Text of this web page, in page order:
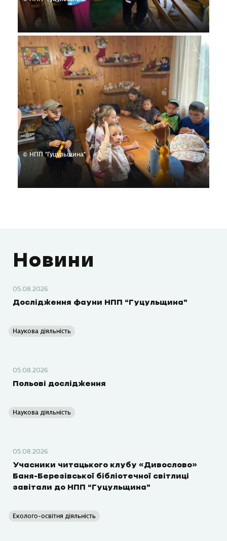
© НПП "Гуцульщина"
Новини
05.08.2026
Дослідження фауни НПП “Гуцульщина”
Наукова діяльність
05.08.2026
Польові дослідження
Наукова діяльність
05.08.2026
Учасники читацького клубу «Дивослово»
Баня-Березівської бібліотечної світлиці
завітали до НПП “Гуцульщина”
Еколого-освітня діяльність